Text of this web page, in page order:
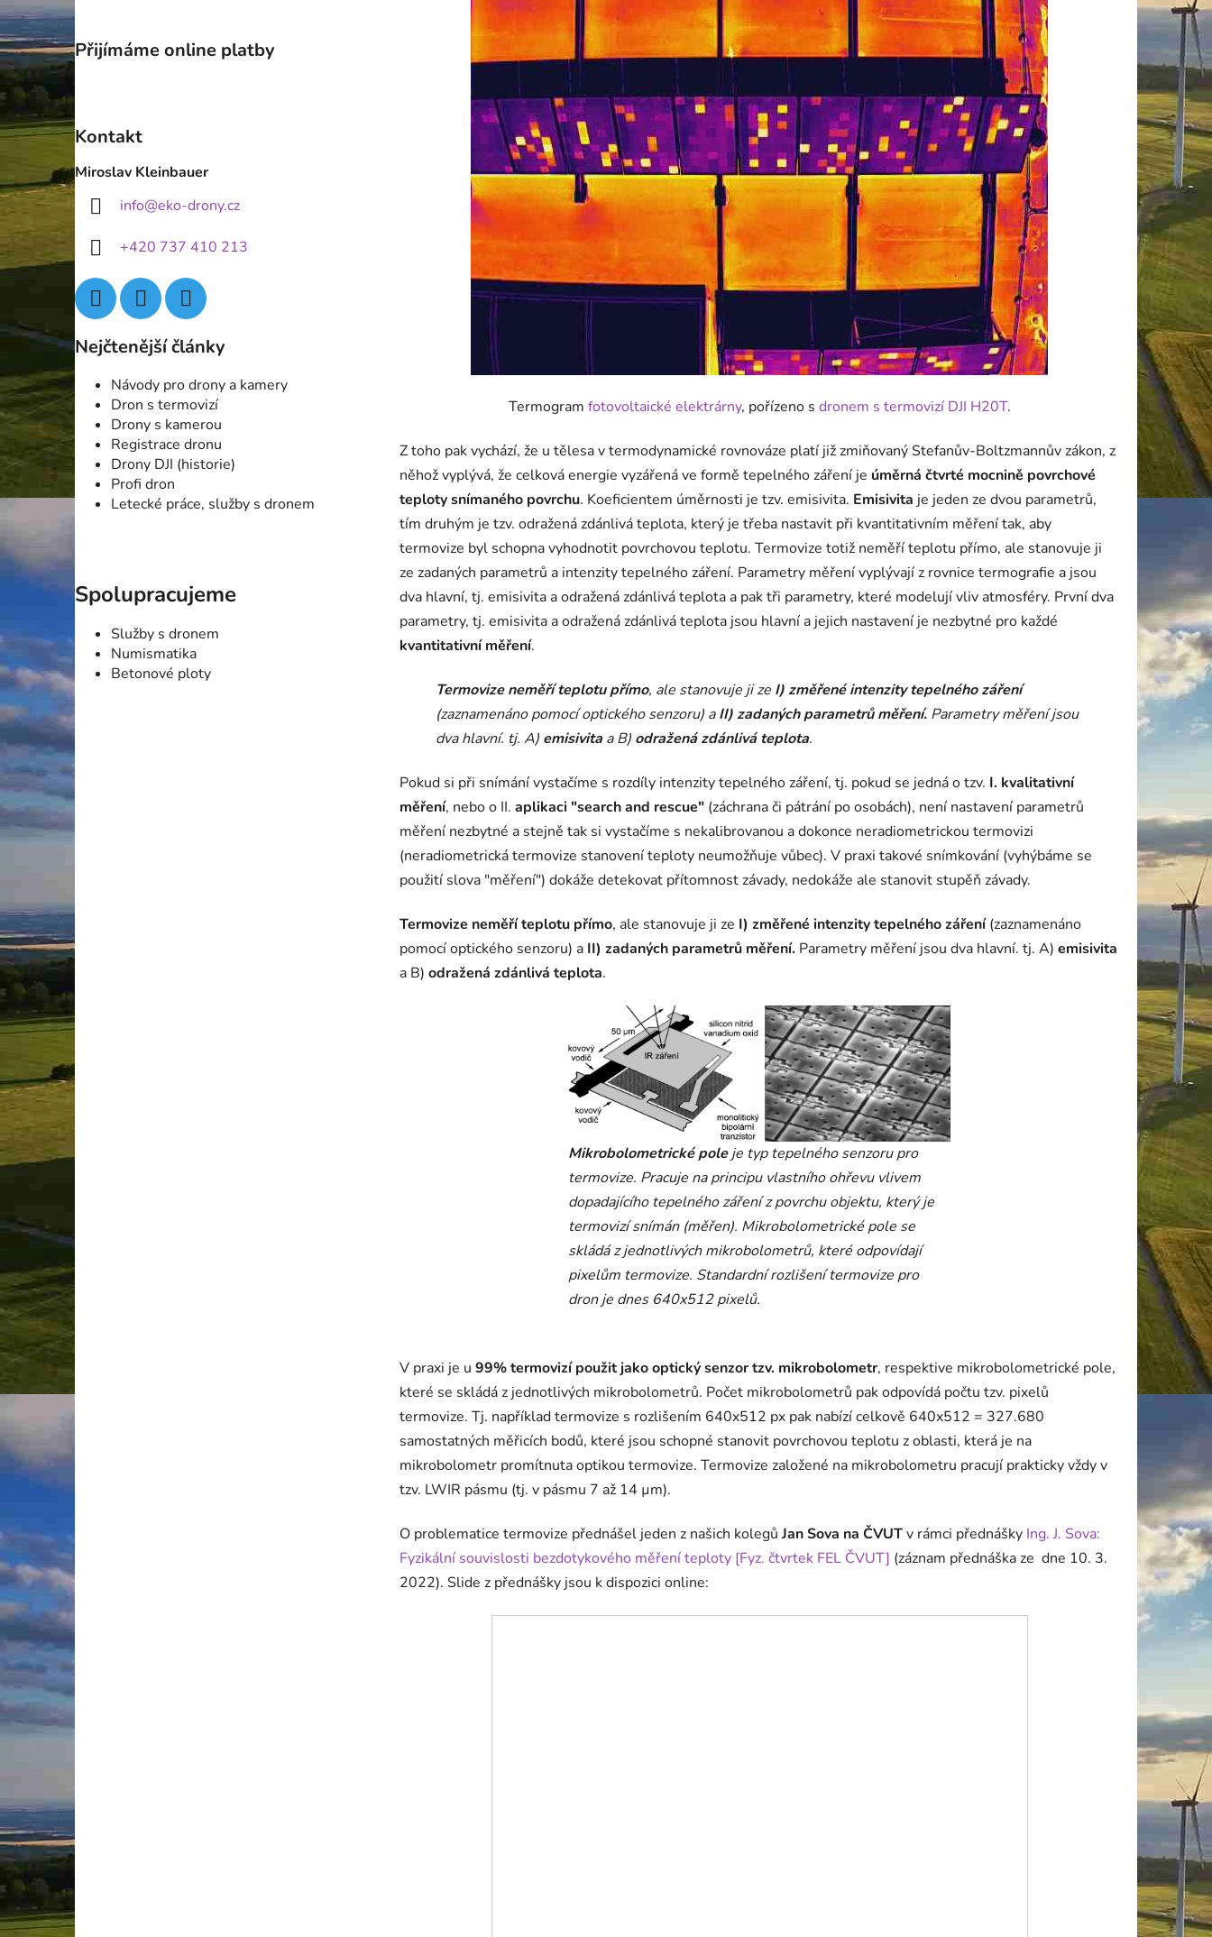
Přijímáme online platby
Kontakt
Miroslav Kleinbauer
info@eko-drony.cz
+420 737 410 213
Nejčtenější články
Návody pro drony a kamery
Dron s termovizí
Drony s kamerou
Registrace dronu
Drony DJI (historie)
Profi dron
Letecké práce, služby s dronem
Spolupracujeme
Služby s dronem
Numismatika
Betonové ploty
Termogram fotovoltaické elektrárny, pořízeno s dronem s termovizí DJI H20T.
Z toho pak vychází, že u tělesa v termodynamické rovnováze platí již zmiňovaný Stefanův-Boltzmannův zákon, z
něhož vyplývá, že celková energie vyzářená ve formě tepelného záření je úměrná čtvrté mocnině povrchové
teploty snímaného povrchu. Koeficientem úměrnosti je tzv. emisivita. Emisivita je jeden ze dvou parametrů,
tím druhým je tzv. odražená zdánlivá teplota, který je třeba nastavit při kvantitativním měření tak, aby
termovize byl schopna vyhodnotit povrchovou teplotu. Termovize totiž neměří teplotu přímo, ale stanovuje ji
ze zadaných parametrů a intenzity tepelného záření. Parametry měření vyplývají z rovnice termografie a jsou
dva hlavní, tj. emisivita a odražená zdánlivá teplota a pak tři parametry, které modelují vliv atmosféry. První dva
parametry, tj. emisivita a odražená zdánlivá teplota jsou hlavní a jejich nastavení je nezbytné pro každé
kvantitativní měření.
Termovize neměří teplotu přímo, ale stanovuje ji ze I) změřené intenzity tepelného záření
(zaznamenáno pomocí optického senzoru) aII) zadaných parametrů měření. Parametry měření jsou
dva hlavní. tj. A) emisivita a B) odražená zdánlivá teplota.
Pokud si při snímání vystačíme s rozdíly intenzity tepelného záření, tj. pokud se jedná o tzv. I. kvalitativní
měření, nebo o II. aplikaci "search and rescue" (záchrana či pátrání po osobách), není nastavení parametrů
měření nezbytné a stejně tak si vystačíme s nekalibrovanou a dokonce neradiometrickou termovizi
(neradiometrická termovize stanovení teploty neumožňuje vůbec). V praxi takové snímkování (vyhýbáme se
použití slova "měření") dokáže detekovat přítomnost závady, nedokáže ale stanovit stupěň závady.
Termovize neměří teplotu přímo, ale stanovuje ji ze I) změřené intenzity tepelného záření(zaznamenáno
pomocí optického senzoru) a II) zadaných parametrů měření. Parametry měření jsou dva hlavní. tj. A) emisivita
a B) odražená zdánlivá teplota.
Mikrobolometrické poleje typ tepelného senzoru pro
termovize. Pracuje na principu vlastního ohřevu vlivem
dopadajícího tepelného záření z povrchu objektu, který je
termovizí snímán (měřen). Mikrobolometrické pole se
skládá z jednotlivých mikrobolometrů, které odpovídají
pixelům termovize. Standardní rozlišení termovize pro
dron je dnes 640x512 pixelů.
V praxi je u 99% termovizí použit jako optický senzor tzv. mikrobolometr, respektive mikrobolometrické pole,
které se skládá z jednotlivých mikrobolometrů. Počet mikrobolometrů pak odpovídá počtu tzv. pixelů
termovize. Tj. například termovize s rozlišením 640x512 px pak nabízí celkově 640x512 = 327.680
samostatných měřicích bodů, které jsou schopné stanovit povrchovou teplotu z oblasti, která je na
mikrobolometr promítnuta optikou termovize. Termovize založené na mikrobolometru pracují prakticky vždy v
tzv. LWIR pásmu (tj. v pásmu 7 až 14 µm).
O problematice termovize přednášel jeden z našich kolegů Jan Sova na ČVUTv rámci přednášky Ing. J. Sova:
Fyzikální souvislosti bezdotykového měření teploty [Fyz. čtvrtek FEL ČVUT] (záznam přednáška ze dne 10. 3.
2022). Slide z přednášky jsou k dispozici online: